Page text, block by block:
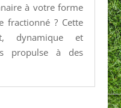
à votre forme
fractionné ? Cette
dynamique et
propulse à des